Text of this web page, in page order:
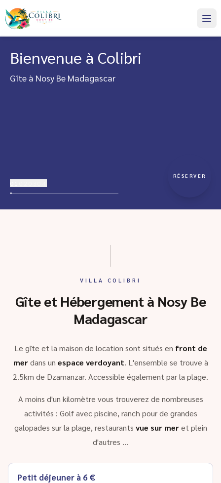
Bienvenue à Colibri
Gîte à Nosy Be Madagascar
RÉSERVER
VILLA COLIBRI
Gîte et Hébergement à Nosy Be
Madagascar
Le gîte et la maison de location sont situés en front de
merdans un espace verdoyant. L'ensemble se trouve à
2.5km de Dzamanzar. Accessible également par la plage.
A moins d'un kilomètre vous trouverez de nombreuses
activités : Golf avec piscine, ranch pour de grandes
galopades sur la plage, restaurants vue sur meret plein
d'autres …
Petit déjeuner à 6 €